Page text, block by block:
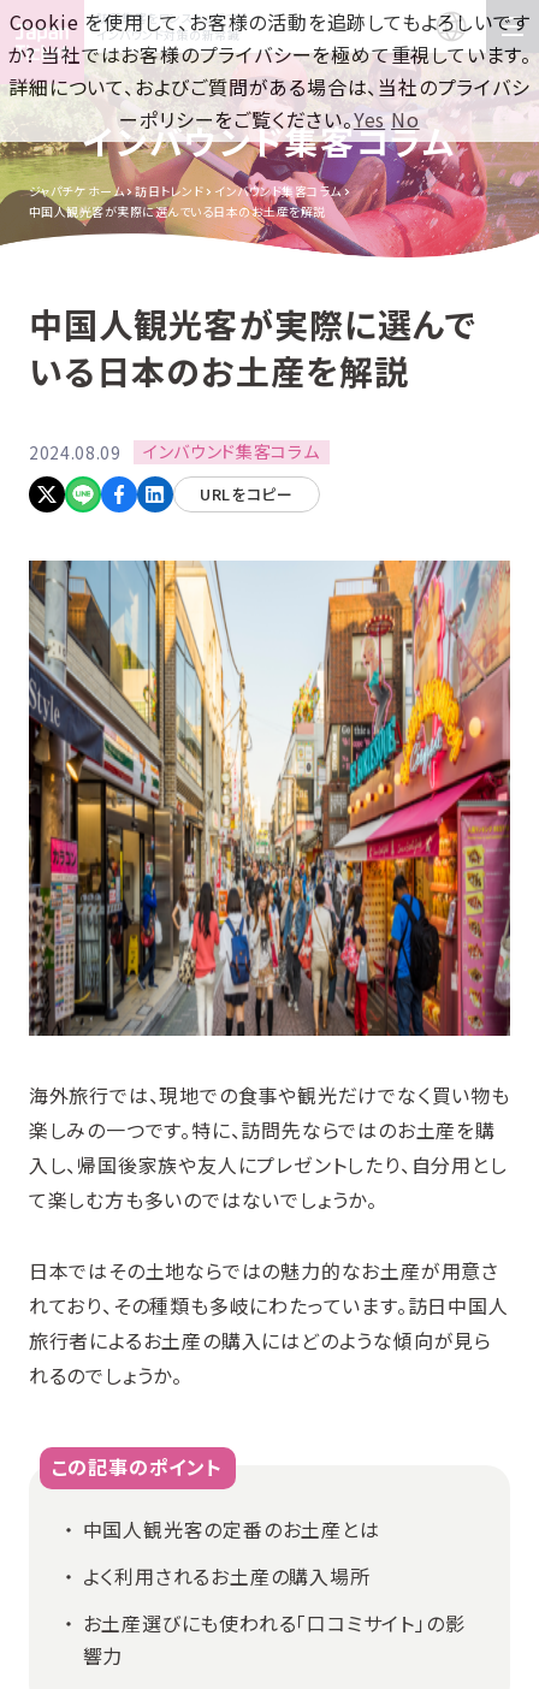
訪日集客をワンストップで！
インバウンド対策の新常識
インバウンド集客コラム
ジャパチケ ホーム 訪日トレンド
インバウンド集客コラム
中国人観光客が実際に選んでいる日本のお土産を解説
中国人観光客が実際に選んで
いる日本のお土産を解説
2024.08.09 インバウンド集客コラム
URLをコピー
海外旅行では、現地での食事や観光だけでなく買い物も
楽しみの一つです。特に、訪問先ならではのお土産を購
入し、帰国後家族や友人にプレゼントしたり、自分用とし
て楽しむ方も多いのではないでしょうか。
日本ではその土地ならではの魅力的なお土産が用意さ
れており、その種類も多岐にわたっています。訪日中国人
旅行者によるお土産の購入にはどのような傾向が見ら
れるのでしょうか。
この記事のポイント
中国人観光客の定番のお土産とは
よく利用されるお土産の購入場所
お土産選びにも使われる「口コミサイト」の影
響力
Cookie を使用して、お客様の活動を追跡してもよろしいです
か? 当社ではお客様のプライバシーを極めて重視しています。
詳細について、およびご質問がある場合は、当社のプライバシ
ーポリシーをご覧ください。Yes No